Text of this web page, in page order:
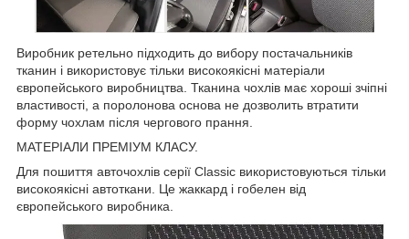
Виробник ретельно підходить до вибору постачальників
тканин і використовує тільки високоякісні матеріали
європейського виробництва. Тканина чохлів має хороші зчіпні
властивості, а поролонова основа не дозволить втратити
форму чохлам після чергового прання.
МАТЕРІАЛИ ПРЕМІУМ КЛАСУ.
Для пошиття авточохлів серії Classic використовуються тільки
високоякісні автоткани. Це жаккард і гобелен від
європейського виробника.